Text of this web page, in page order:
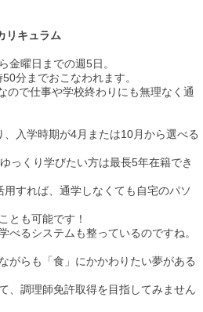
リキュラム
金曜日までの週5日。
分までおこなわれます。
ので仕事や学校終わりにも無理なく通
入学時期が4月または10月から選べる
っくり学びたい方は最長5年在籍でき
すれば、通学しなくても自宅のパソ
とも可能です！
べるシステムも整っているのですね。
がらも「食」にかかわりたい夢がある
、調理師免許取得を目指してみません